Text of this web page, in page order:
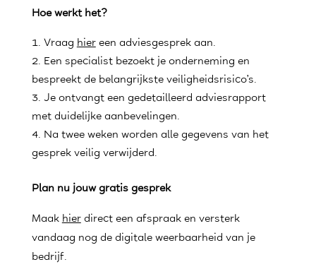
Hoe werkt het?
Vraaghiereen adviesgesprek aan.
Een specialist bezoekt je onderneming en
bespreekt de belangrijkste veiligheidsrisico’s.
Je ontvangt een gedetailleerd adviesrapport
met duidelijke aanbevelingen.
Na twee weken worden alle gegevens van het
gesprek veilig verwijderd.
Plan nu jouw gratis gesprek
Maakhierdirect een afspraak en versterk
vandaag nog de digitale weerbaarheid van je
bedrijf.